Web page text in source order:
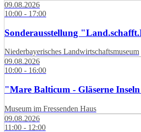
09.08.2026
10:00 - 17:00
Sonderausstellung
Niederbayerisches Landwirtschaftsmuseum
09.08.2026
10:00 - 16:00
"Mare Balticum - Gläserne
Museum im Fressenden Haus
09.08.2026
11:00 - 12:00